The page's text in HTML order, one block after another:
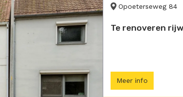
Opoeterseweg 84
Te renoveren
Meer info